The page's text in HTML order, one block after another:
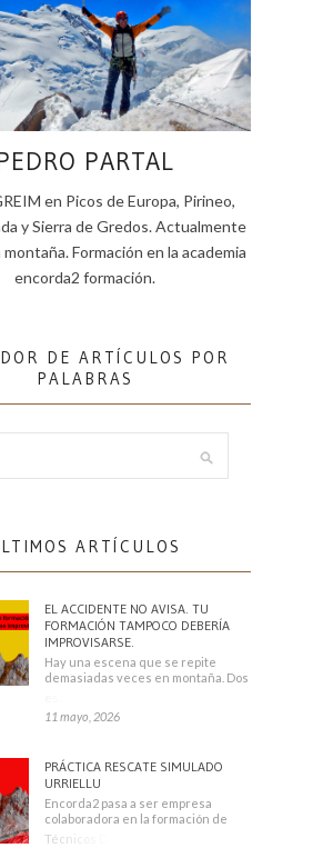
PARTAL
en Picos de Europa, Pirineo,
y Sierra de Gredos. Actualmente
Formación en la academia
encorda2 formación.
DE ARTÍCULOS POR
PALABRAS
ARTÍCULOS
EL ACCIDENTE NO AVISA. TU
FORMACIÓN TAMPOCO DEBERÍA
IMPROVISARSE.
Hay una escena que se repite
demasiadas veces en montaña. Dos
11 mayo, 2026
PRÁCTICA RESCATE SIMULADO
URRIELLU
Encorda2 pasa a ser empresa
colaboradora en la formación de
Técnicos Deportivos